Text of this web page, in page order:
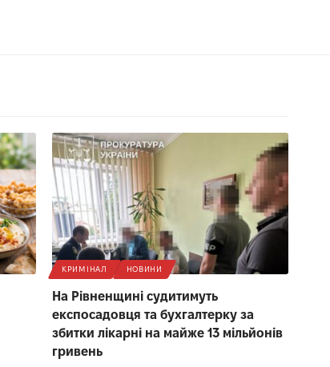
КРИМІНАЛ НОВИНИ
На Рівненщині судитимуть
експосадовця та бухгалтерку за
збитки лікарні на майже 13 мільйонів
гривень